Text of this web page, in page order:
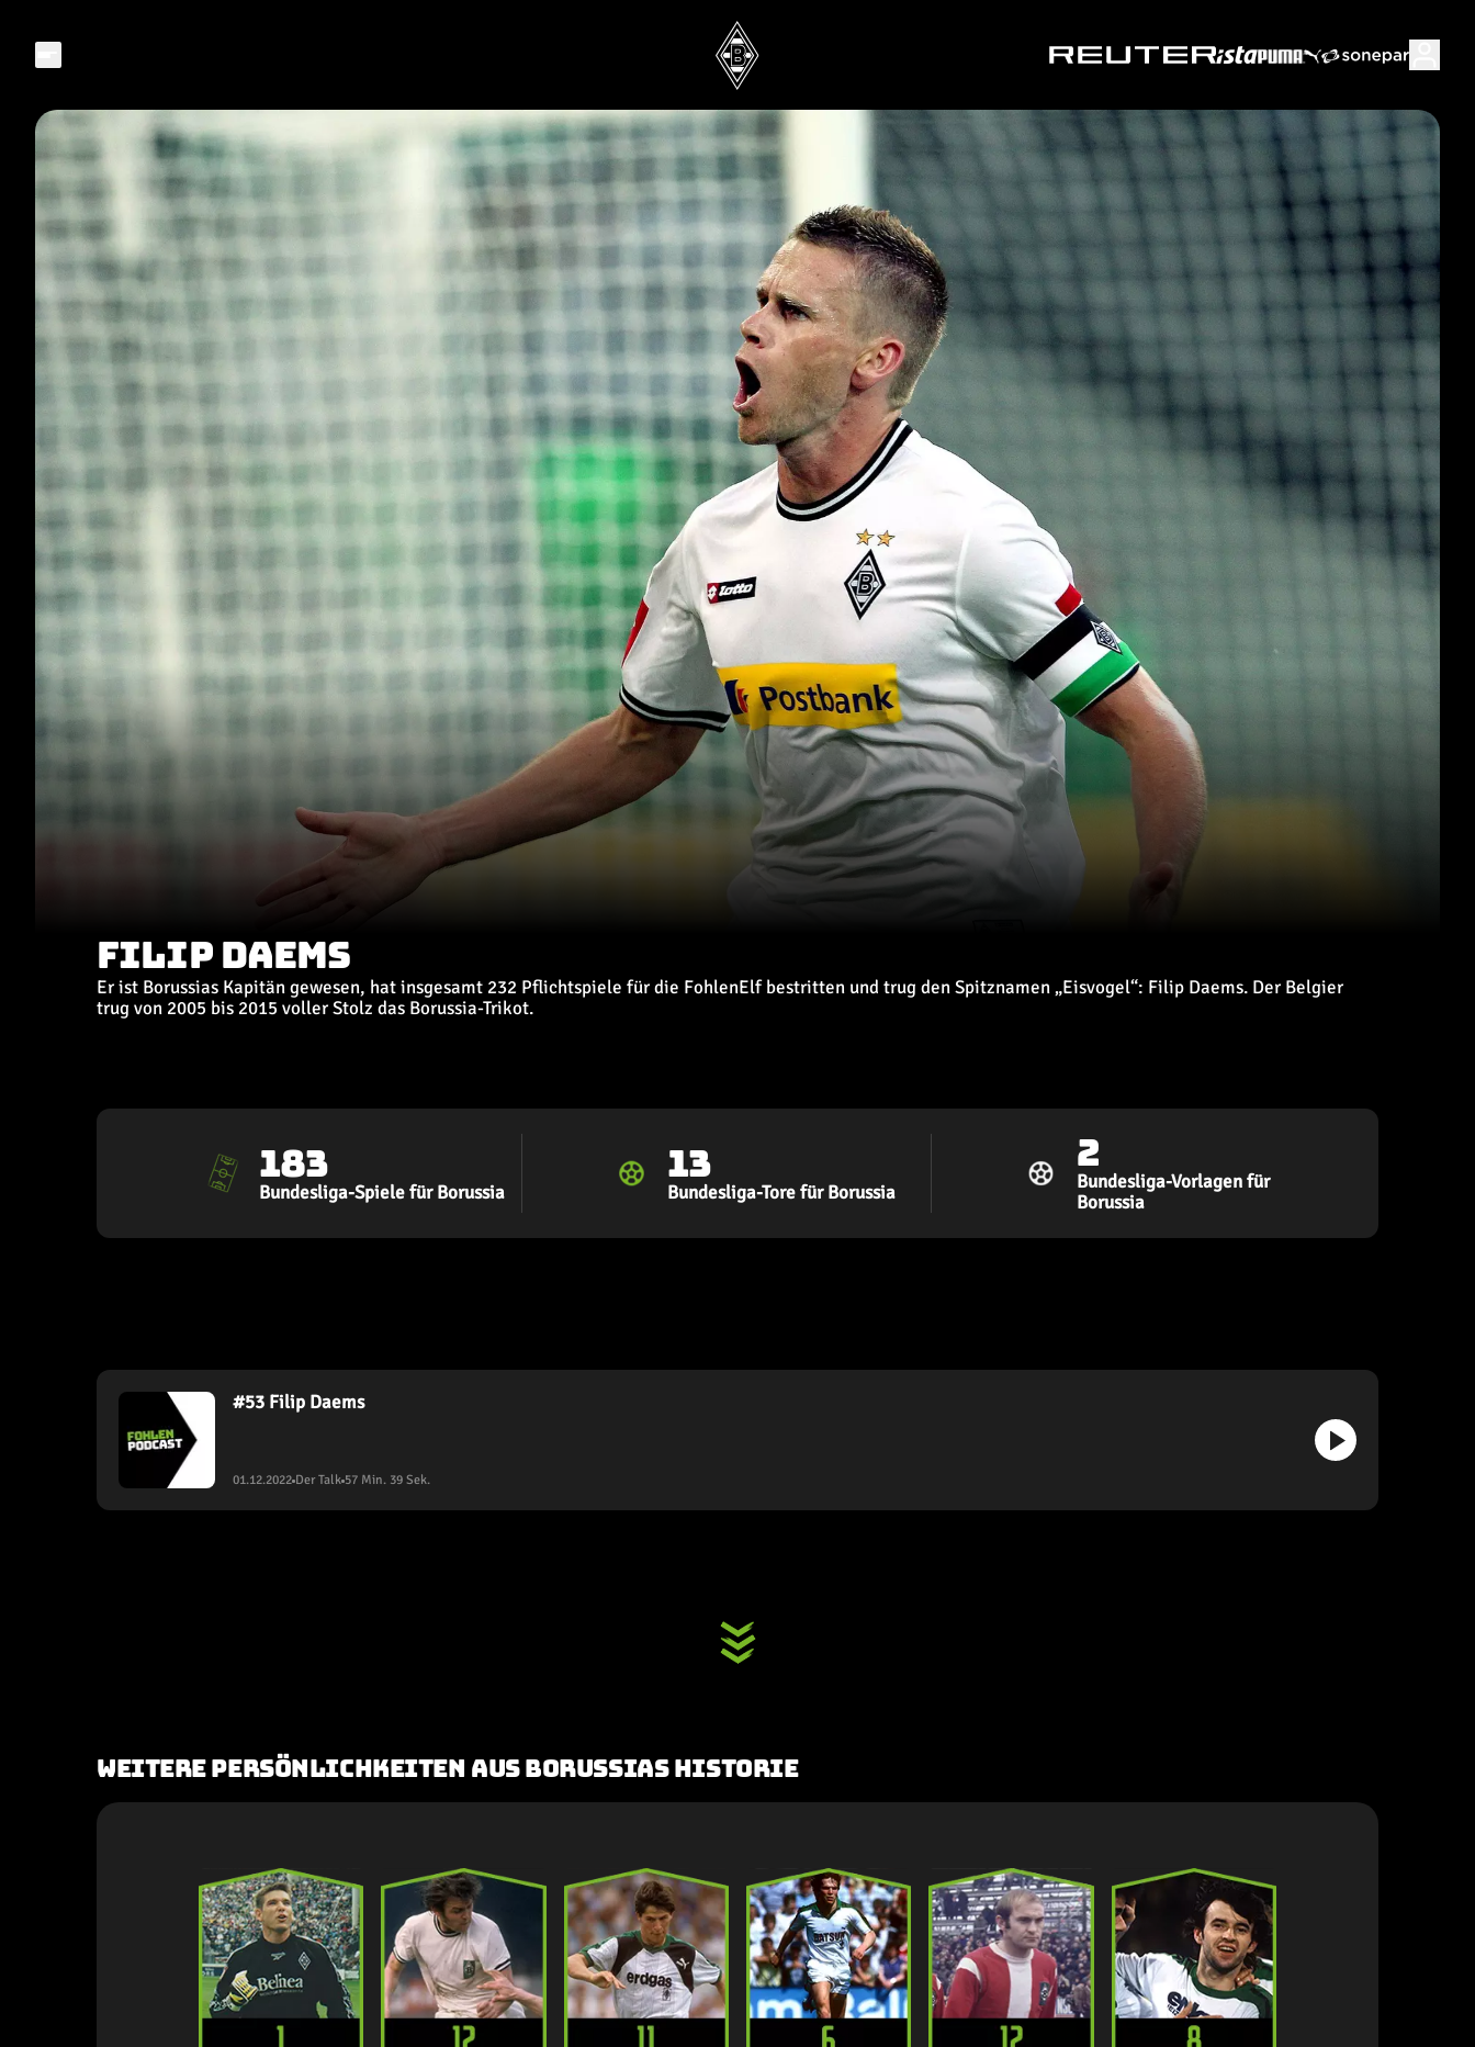
FILIP DAEMS
Er ist Borussias Kapitän gewesen, hat insgesamt 232 Pflichtspiele für die FohlenElf bestritten und trug den Spitznamen „Eisvogel“: Filip Daems. Der Belgier
trug von 2005 bis 2015 voller Stolz das Borussia-Trikot.
183
Bundesliga-Spiele für Borussia
13
Bundesliga-Tore für Borussia
2
Bundesliga-Vorlagen für
Borussia
#53 Filip Daems
01.12.2022 Der Talk 57 Min. 39 Sek.
Weitere Persönlichkeiten aus Borussias Historie